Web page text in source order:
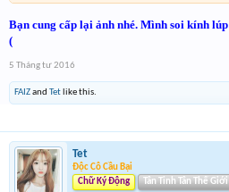
Bạn cung cấp lại ảnh nhé. Mình soi kính
(
5 Tháng tư 2016
FAIZand Tet like this.
Tet
Độc Cô Cầu Bại
Chữ Ký Động
Tân Tinh Tân Thế Giới